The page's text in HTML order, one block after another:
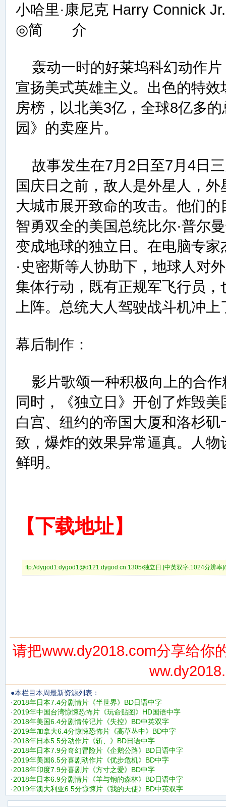
小哈里·康尼克 Harry Connick
◎简 介
轰动一时的好莱坞科幻动作片
宣扬美式英雄主义。出色的特
房榜，以北美3亿，全球8亿多
园》的卖座片。
故事发生在7月2日至7月4日
国庆日之前，敌人是外星人，
大城市展开致命的攻击。他们
智勇双全的美国总统比尔·普尔
变成地球的独立日。在电脑专
·史密斯等人协助下，地球人对
集体行动，既有正规军飞行员
上阵。总统大人驾驶战斗机冲
幕后制作：
影片歌颂一种积极向上的合作
同时，《独立日》开创了炸毁
白宫、纽约的帝国大厦和洛杉
致，爆炸的效果异常逼真。人
鲜明。
【下载地址】
ftp://dygod1:dygod1@d121.dygod.cn:1305/独立日.[中英双字.1024分辨
请把www.dy2018.com分享给你
●本栏目本周最新资源列表：
·2018年日本7.4分剧情片《半世界》BD日语中字
·2019年中国台湾惊悚恐怖片《玩命贴图》HD国语中字
·2018年美国6.4分剧情传记片《失控》BD中英双字
·2019年加拿大6.4分惊悚恐怖片《高草丛中》BD中字
·2018年日本5.5分动作片《斩、》BD日语中字
·2018年日本7.9分奇幻冒险片《企鹅公路》BD日语中字
·2019年美国6.5分喜剧动作片《优步危机》BD中字
·2018年印度7.9分喜剧片《方寸之爱》BD中字
·2018年日本6.9分剧情片《羊与钢的森林》BD日语中字
·2019年澳大利亚6.5分惊悚片《我的天使》BD中英双字